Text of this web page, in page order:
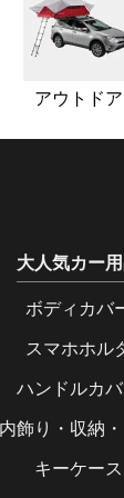
アウトドア
大人気カー
ボディカバ
スマホホル
ハンドルカ
飾り・収納
キーケース